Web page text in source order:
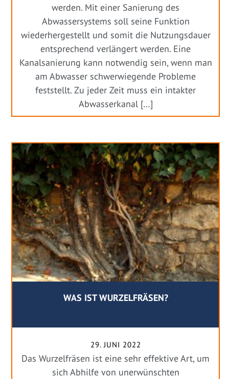
werden. Mit einer Sanierung des
Abwassersystems soll seine Funktion
wiederhergestellt und somit die Nutzungsdauer
entsprechend verlängert werden. Eine
Kanalsanierung kann notwendig sein, wenn man
am Abwasser schwerwiegende Probleme
feststellt. Zu jeder Zeit muss ein intakter
Abwasserkanal […]
WAS IST WURZELFRÄSEN?
29. JUNI 2022
Das Wurzelfräsen ist eine sehr effektive Art, um
sich Abhilfe von unerwünschten